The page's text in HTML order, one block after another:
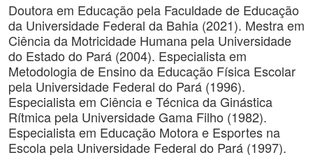
Doutora em Educação pela Faculdade de Educação
da Universidade Federal da Bahia (2021). Mestra em
Ciência da Motricidade Humana pela Universidade
do Estado do Pará (2004). Especialista em
Metodologia de Ensino da Educação Física Escolar
pela Universidade Federal do Pará (1996).
Especialista em Ciência e Técnica da Ginástica
Rítmica pela Universidade Gama Filho (1982).
Especialista em Educação Motora e Esportes na
Escola pela Universidade Federal do Pará (1997).